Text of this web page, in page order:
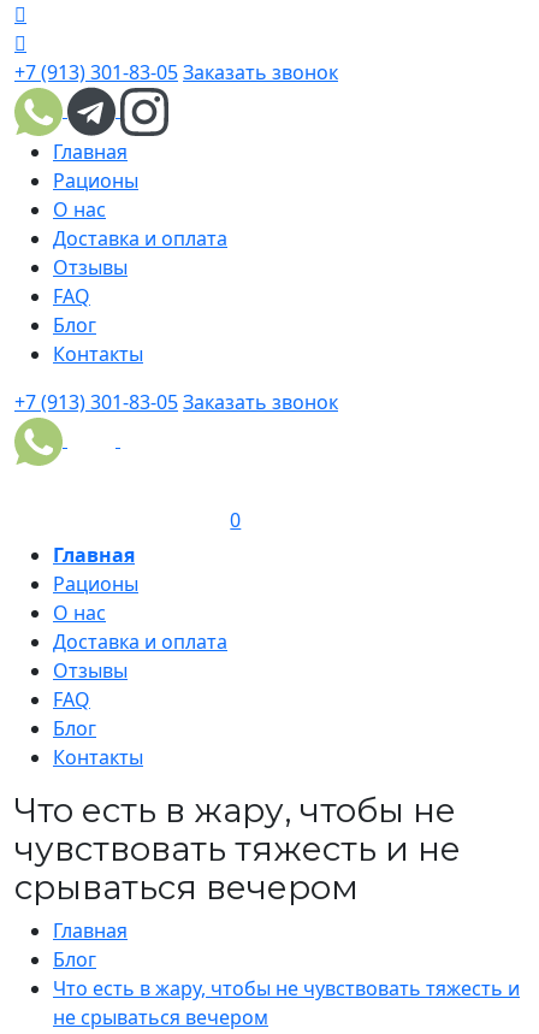
+7 (913) 301-83-05Заказать звонок
Главная
Рационы
О нас
Доставка и оплата
Отзывы
FAQ
Блог
Контакты
+7 (913) 301-83-05Заказать звонок
0
Главная
Рационы
О нас
Доставка и оплата
Отзывы
FAQ
Блог
Контакты
Что есть в жару, чтобы не
чувствовать тяжесть и не
срываться вечером
Главная
Блог
Что есть в жару, чтобы не чувствовать тяжесть и
не срываться вечером